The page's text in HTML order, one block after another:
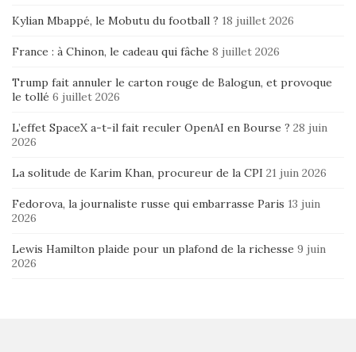
Kylian Mbappé, le Mobutu du football ? 18 juillet 2026
France : à Chinon, le cadeau qui fâche 8 juillet 2026
Trump fait annuler le carton rouge de Balogun, et provoque
le tollé 6 juillet 2026
L’effet SpaceX a-t-il fait reculer OpenAI en Bourse ? 28 juin
2026
La solitude de Karim Khan, procureur de la CPI 21 juin 2026
Fedorova, la journaliste russe qui embarrasse Paris 13 juin
2026
Lewis Hamilton plaide pour un plafond de la richesse 9 juin
2026